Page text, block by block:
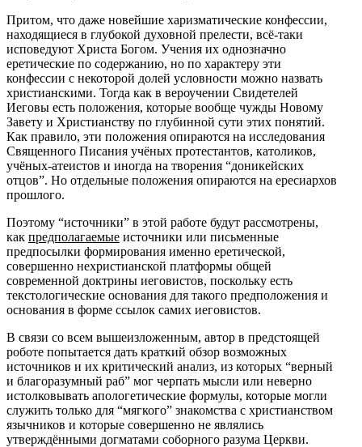
Притом, что даже новейшие харизматические конфессии,
находящиеся в глубокой духовной прелести, всё-таки
исповедуют Христа Богом. Учения их однозначно
еретические по содержанию, но по характеру эти
конфессии с некоторой долей условности можно назвать
христианскими. Тогда как в вероучении Свидетелей
Иеговы есть положения, которые вообще чужды Новому
Завету и Христианству по глубинной сути этих понятий.
Как правило, эти положения опираются на исследования
Священного Писания учёных протестантов, католиков,
учёных-атеистов и иногда на творения “доникейских
отцов”. Но отдельные положения опираются на ересиархов
прошлого.
Поэтому “источники” в этой работе будут рассмотрены,
как предполагаемые источники или письменные
предпосылки формирования именно еретической,
совершенно нехристианской платформы общей
современной доктрины иеговистов, поскольку есть
текстологические основания для такого предположения и
основания в форме ссылок самих иеговистов.
В связи со всем вышеизложенным, автор в предстоящей
роботе попытается дать краткий обзор возможных
источников и их критический анализ, из которых “верный
и благоразумный раб” мог черпать мысли или неверно
истолковывать апологетические формулы, которые могли
служить только для “мягкого” знакомства с христианством
язычников и которые совершенно не являлись
утверждёнными догматами соборного разума Церкви.